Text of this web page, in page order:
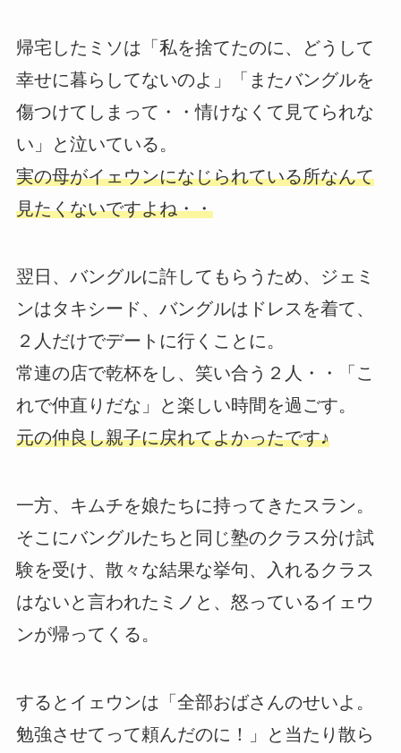
帰宅したミソは「私を捨てたのに、どうして
幸せに暮らしてないのよ」「またバングルを
傷つけてしまって・・情けなくて見てられな
い」と泣いている。
実の母がイェウンになじられている所なんて
見たくないですよね・・
翌日、バングルに許してもらうため、ジェミ
ンはタキシード、バングルはドレスを着て、
２人だけでデートに行くことに。
常連の店で乾杯をし、笑い合う２人・・「こ
れで仲直りだな」と楽しい時間を過ごす。
元の仲良し親子に戻れてよかったです♪
一方、キムチを娘たちに持ってきたスラン。
そこにバングルたちと同じ塾のクラス分け試
験を受け、散々な結果な挙句、入れるクラス
はないと言われたミノと、怒っているイェウ
ンが帰ってくる。
するとイェウンは「全部おばさんのせいよ。
勉強させてって頼んだのに！」と当たり散ら